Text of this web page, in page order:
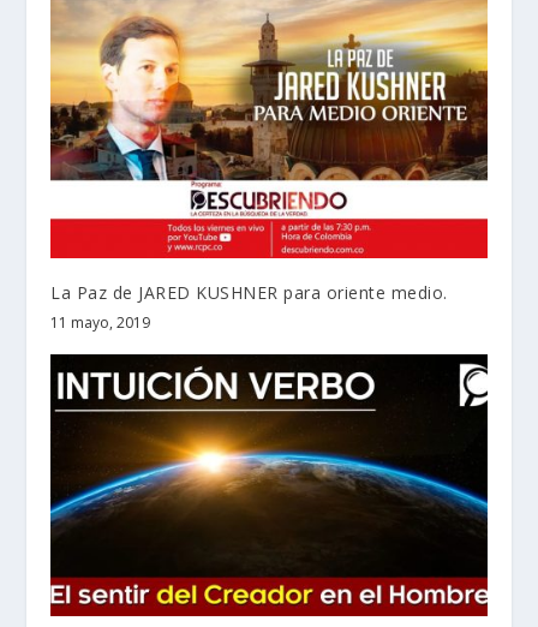
La Paz de JARED KUSHNER para oriente medio.
11 mayo, 2019